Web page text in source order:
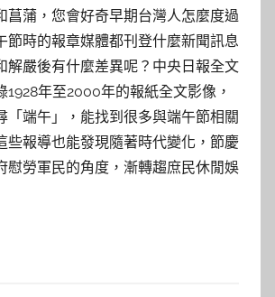
菖蒲，您會好奇早期台灣人怎麼度過
節時的報章媒體都刊登什麼新聞訊息
解嚴後有什麼差異呢？中央日報全文
1928年至2000年的報紙全文影像，
「端午」，能找到很多與端午節相關
些報導也能發現隨著時代變化，節慶
慰勞軍民的角度，漸轉趨庶民休閒娛